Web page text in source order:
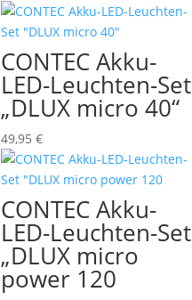
CONTEC Akku-
LED-Leuchten-Set
„DLUX micro 40“
49,95€
CONTEC Akku-
LED-Leuchten-Set
„DLUX micro
power 120